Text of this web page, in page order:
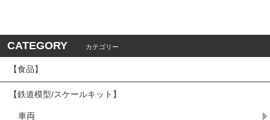
CATEGORY カテゴリー
【食品】
【鉄道模型/スケールキット】
車両